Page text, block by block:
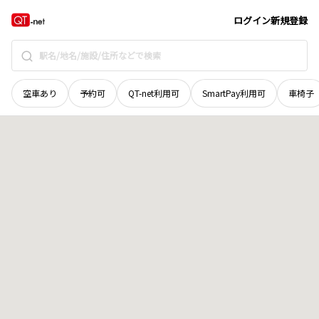
ログイン新規登録
空車あり 予約可 QT-net利用可 SmartPay利用可 車椅子
広島県